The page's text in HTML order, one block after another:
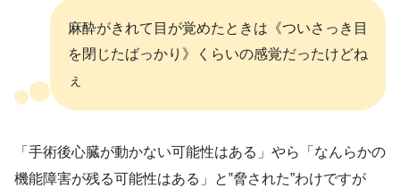
麻酔がきれて目が覚めたときは《ついさっき目
を閉じたばっかり》くらいの感覚だったけどね
ぇ
「手術後心臓が動かない可能性はある」やら「なんらかの
機能障害が残る可能性はある」と‟脅された”わけですが